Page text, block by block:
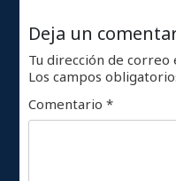
Deja un
Tu dirección de correo
Los campos
Comentario*